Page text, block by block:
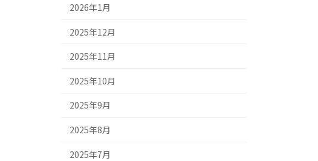
2026年1月
2025年12月
2025年11月
2025年10月
2025年9月
2025年8月
2025年7月